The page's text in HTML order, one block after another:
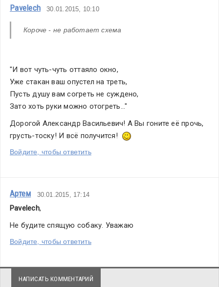
Pavelech 30.01.2015, 10:10
Короче - не работает схема
"И вот чуть-чуть оттаяло окно,
Уже стакан ваш опустел на треть,
Пусть душу вам согреть не суждено,
Зато хоть руки можно отогреть..."
Дорогой Александр Васильевич! А Вы гоните её прочь,
грусть-тоску! И всё получится!
Войдите, чтобы ответить
Артем 30.01.2015, 17:14
Pavelech,
Не будите спящую собаку. Уважаю
Войдите, чтобы ответить
НАПИСАТЬ КОММЕНТАРИЙ